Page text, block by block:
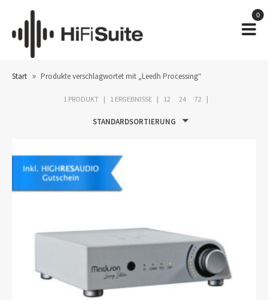
0
Start » Produkte verschlagwortet mit „Leedh Processing“
1 PRODUKT 1 ERGEBNISSE 12 24 72
STANDARDSORTIERUNG